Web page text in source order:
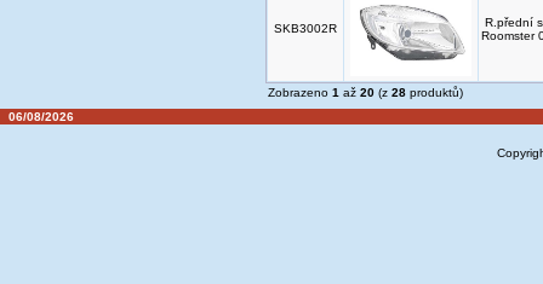
SKB3002R
R.přední
Roomster
Zobrazeno 1 až 20 (z 28 produktů)
06/08/2026